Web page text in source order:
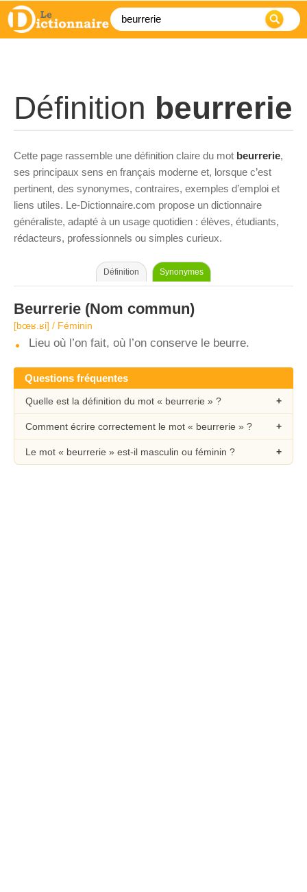
Définition beurrerie
Cette page rassemble une définition claire du mot beurrerie,
ses principaux sens en français moderne et, lorsque c’est
pertinent, des synonymes, contraires, exemples d’emploi et
liens utiles. Le-Dictionnaire.com propose un dictionnaire
généraliste, adapté à un usage quotidien : élèves, étudiants,
rédacteurs, professionnels ou simples curieux.
Définition Synonymes
Beurrerie (Nom commun)
[bœʁ.ʁi] / Féminin
Lieu où l’on fait, où l’on conserve le beurre.
Questions fréquentes
Quelle est la définition du mot « beurrerie » ?
Comment écrire correctement le mot « beurrerie » ?
Le mot « beurrerie » est-il masculin ou féminin ?